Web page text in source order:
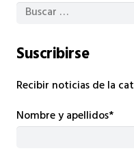
Buscar:
Suscribirse
Recibir noticias de la
Nombre y apellidos*